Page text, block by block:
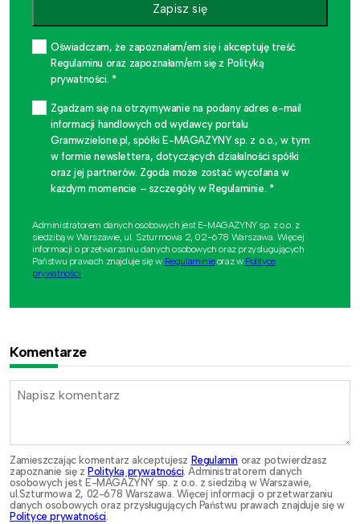
Zapisz się
Oświadczam, że zapoznałam/em się i akceptuję treść
Regulaminu oraz zapoznałam/em się z Polityką
prywatności. *
Zgadzam się na otrzymywanie na podany adres e-mail
informacji handlowych od wydawcy portalu
Gramwzielone.pl, spółki E-MAGAZYNY sp. z o.o., w tym
w formie newslettera, dotyczących działalności spółki
oraz jej partnerów. Zgoda może zostać wycofana w
każdym momencie – szczegóły w Regulaminie. *
Administratorem danych osobowych jest E-MAGAZYNY sp. z o.o. z
siedzibą w Warszawie, ul. Szturmowa 2, 02-678 Warszawa. Więcej
informacji o przetwarzaniu danych osobowych oraz przysługujących
Państwu prawach znajduje się w Regulaminieoraz w Polityce
prywatności.
Komentarze
Zamieszczając komentarz akceptujesz Regulamin oraz potwierdzasz
zapoznanie się z Polityką prywatności. Administratorem danych
osobowych jest E-MAGAZYNY sp. z o.o. z siedzibą w Warszawie,
ul.Szturmowa 2, 02-678 Warszawa. Więcej informacji o przetwarzaniu
danych osobowych oraz przysługujących Państwu prawach znajduje się w
Polityce prywatności.